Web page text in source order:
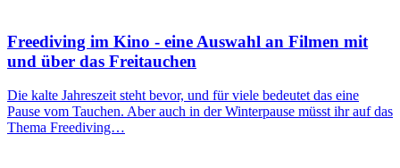
Freediving im Kino - eine Auswahl an Filmen mit
und über das Freitauchen
Die kalte Jahreszeit steht bevor, und für viele bedeutet das eine
Pause vom Tauchen. Aber auch in der Winterpause müsst ihr auf das
Thema Freediving…